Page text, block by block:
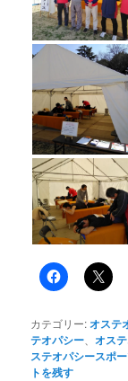
カテゴリー:オステ
テオパシー 、オス
ステオパシースポ
トを残す